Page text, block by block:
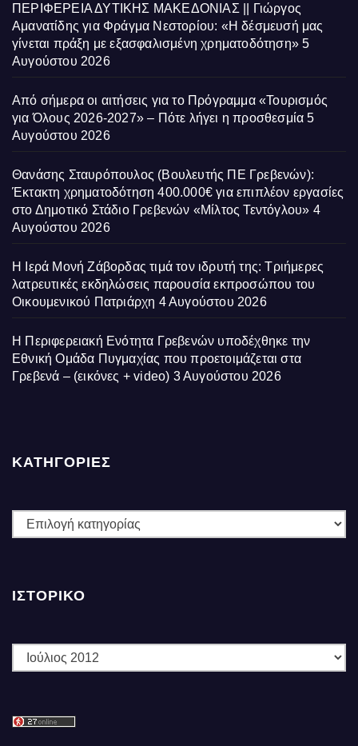
ΠΕΡΙΦΕΡΕΙΑ ΔΥΤΙΚΗΣ ΜΑΚΕΔΟΝΙΑΣ || Γιώργος
Αμανατίδης για Φράγμα Νεστορίου: «Η δέσμευσή μας
γίνεται πράξη με εξασφαλισμένη χρηματοδότηση» 5
Αυγούστου 2026
Από σήμερα οι αιτήσεις για το Πρόγραμμα «Τουρισμός
για Όλους 2026-2027» – Πότε λήγει η προσθεσμία 5
Αυγούστου 2026
Θανάσης Σταυρόπουλος (Βουλευτής ΠΕ Γρεβενών):
Έκτακτη χρηματοδότηση 400.000€ για επιπλέον εργασίες
στο Δημοτικό Στάδιο Γρεβενών «Μίλτος Τεντόγλου» 4
Αυγούστου 2026
Η Ιερά Μονή Ζάβορδας τιμά τον ιδρυτή της: Τριήμερες
λατρευτικές εκδηλώσεις παρουσία εκπροσώπου του
Οικουμενικού Πατριάρχη 4 Αυγούστου 2026
Η Περιφερειακή Ενότητα Γρεβενών υποδέχθηκε την
Εθνική Ομάδα Πυγμαχίας που προετοιμάζεται στα
Γρεβενά – (εικόνες + video) 3 Αυγούστου 2026
ΚΑΤΗΓΟΡΙΕΣ
ΚΑΤΗΓΟΡΙΕΣ
ΙΣΤΟΡΙΚΌ
Ιστορικό